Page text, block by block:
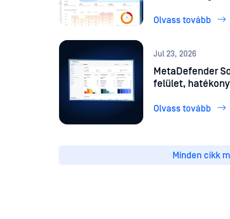
Olvass tovább
Jul 23, 2026
MetaDefender
felület,
Olvass tovább
Minden cikk